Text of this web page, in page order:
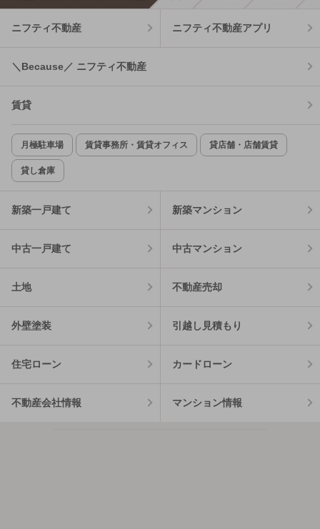
ニフティ不動産 ニフティ不動産アプリ
＼Because／ ニフティ不動産
賃貸
月極駐車場 賃貸事務所・賃貸オフィス 貸店舗・店舗賃貸
貸し倉庫
新築一戸建て 新築マンション
中古一戸建て 中古マンション
土地 不動産売却
外壁塗装 引越し見積もり
住宅ローン カードローン
不動産会社情報 マンション情報